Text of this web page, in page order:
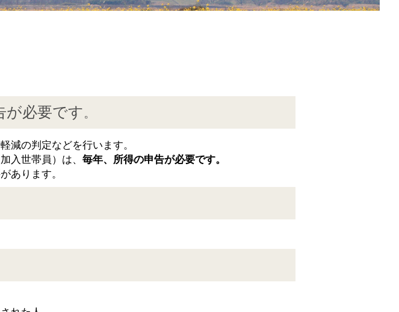
が必要です。
減の判定などを行います。
入世帯員）は、 毎年、所得の申告が必要です。
あります。